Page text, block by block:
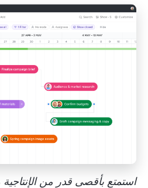
استمتع بأقصى قدر من